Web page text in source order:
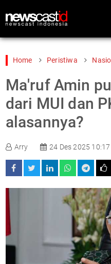
Home
Gaya Hidup
Home Peristiwa
Ma'ruf Amin
dari MUI dan
alasannya?
Arry 24 Des 2025 10:17